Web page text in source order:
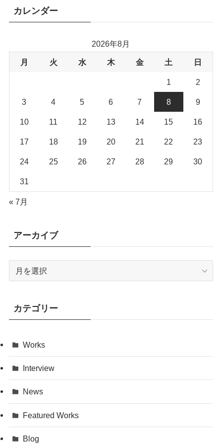
カレンダー
2026年8月
月 火 水 木 金 土 日
1 2
3 4 5 6 7 8 9
10 11 12 13 14 15 16
17 18 19 20 21 22 23
24 25 26 27 28 29 30
31
« 7月
アーカイブ
ブ
カテゴリー
Works
Interview
News
Featured Works
Blog